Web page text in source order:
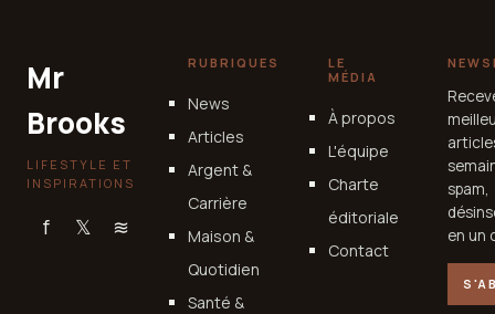
Mr
Brooks
LIFESTYLE ET
INSPIRATIONS
f 𝕏 ≋
RUBRIQUES
News
Articles
Argent &
Carrière
Maison &
Quotidien
Santé &
LE
MÉDIA
À propos
L'équipe
Charte
éditoriale
Contact
spam,
en un